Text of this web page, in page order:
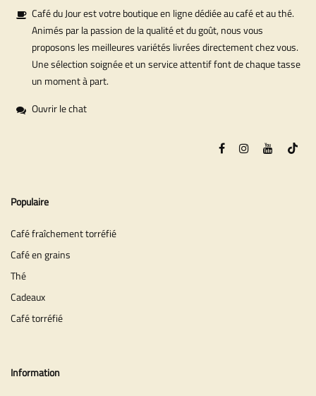
Café du Jour est votre boutique en ligne dédiée au café et au thé.
Animés par la passion de la qualité et du goût, nous vous
proposons les meilleures variétés livrées directement chez vous.
Une sélection soignée et un service attentif font de chaque tasse
un moment à part.
Ouvrir le chat
Populaire
Café fraîchement torréfié
Café en grains
Thé
Cadeaux
Café torréfié
Information